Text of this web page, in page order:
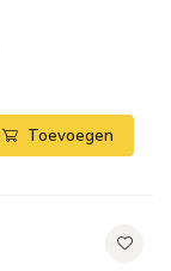
Toevoegen